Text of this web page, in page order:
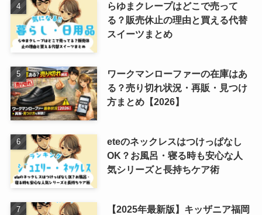
らゆまクレープはどこで売って
る？販売休止の理由と買える代替
スイーツまとめ
ワークマンローファーの在庫はあ
る？売り切れ状況・再販・見つけ
方まとめ【2026】
eteのネックレスはつけっぱなし
OK？お風呂・寝る時も安心な人
気シリーズと長持ちケア術
【2025年最新版】キッザニア福岡